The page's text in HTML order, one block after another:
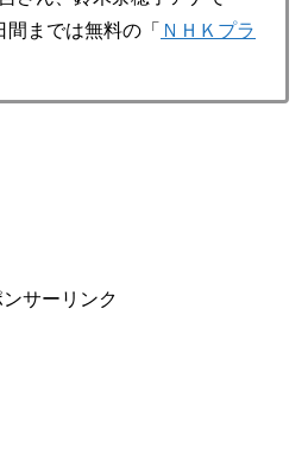
までは無料の「 ＮＨＫプラ
ンサーリンク